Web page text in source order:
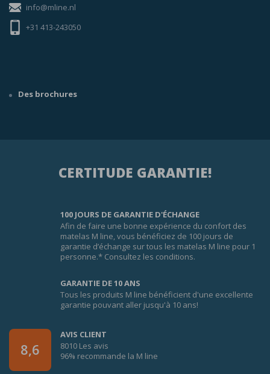
info@mline.nl
+31 413-243050
Des brochures
CERTITUDE GARANTIE!
100 JOURS DE GARANTIE D'ÉCHANGE
Afin de faire une bonne expérience du confort des
matelas M line, vous bénéficiez de 100 jours de
garantie d’échange sur tous les matelas M line pour 1
personne.* Consultez les conditions.
GARANTIE DE 10 ANS
Tous les produits M line bénéficient d'une excellente
garantie pouvant aller jusqu'à 10 ans!
8,6
AVIS CLIENT
8010 Les avis
96% recommande la M line